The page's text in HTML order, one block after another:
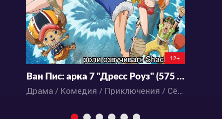
12+
Ван Пис: арка 7 "Дресс Роуз" (575 - 745 серии) - 7 сезон
Драма / Комедия / Приключения / Сёнэн / Фэнтези / Экшен / Аниме